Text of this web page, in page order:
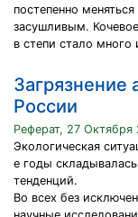
постепенно
засушливым.
в степи стало много
Загрязнение
России
Реферат, 27 Октября
Экологическая
е годы
тенденций.
Во всех без